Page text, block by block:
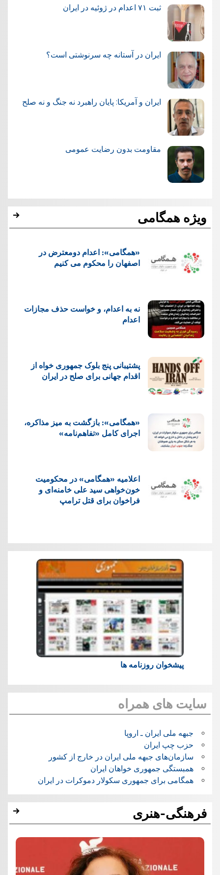
ثبت ۷۱ اعدام در ژوئيه در ایران
ایران در آستانه چه سرنوشتی است؟
ایران و آمریکا: پایان راهبرد نه جنگ و نه صلح
مقاومت بدون رضایت عمومی
ویژه همگامی
«همگامی»: اعدام دومعترض در
اصفهان را محکوم می کنیم
نه به اعدام، و خواست حذف مجازات
اعدام
پشتيبانی پنج بلوک جمهوری خواه از
اقدام جهانی برای صلح در ایران
«همگامی»: بازگشت به میز مذاکره،
اجرای کامل «تفاهم‌نامه»
اعلامیه «همگامی» در محکومیت
خون‌خواهی سید علی خامنه‌ای و
فراخوان برای قتل ترامپ
پیشخوان روزنامه ها
سایت های همراه
جبهه ملی ایران ـ اروپا
حزب چپ ایران
سازمان‌های جبهه ملی ایران در خارج از کشور
همبستگی جمهوری خواهان ایران
همگامی برای جمهوری سکولار دموکرات در ایران
فرهنگی-هنری